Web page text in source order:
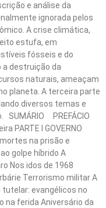
e análise da
ignorada pelos
A crise climática,
estufa, em
fósseis e do
destruição da
naturais, ameaçam
planeta. A terceira parte
diversos temas e
SUMÁRIO PREFÁCIO
PARTE I GOVERNO
mortes na prisão e
golpe híbrido A
Nos idos de 1968
Terrorismo militar A
evangélicos no
na ferida Aniversário da